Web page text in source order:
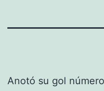
Anotó su gol